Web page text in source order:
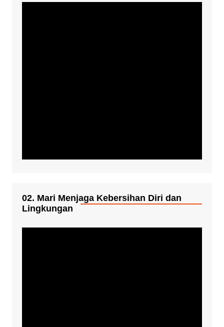
02. Mari Menjaga Kebersihan Diri dan
Lingkungan